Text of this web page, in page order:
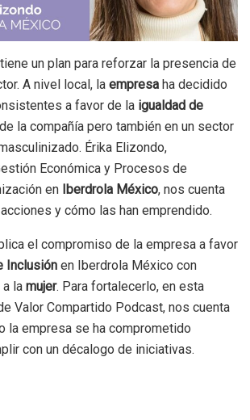
un plan para reforzar la presencia de
A nivel local, la empresa ha decidido
a favor de la igualdad de
la compañía pero también en un sector
Érika Elizondo,
Económica y Procesos de
en Iberdrola México, nos cuenta
y cómo las han emprendido.
el compromiso de la empresa a favor
Inclusión en Iberdrola México con
la mujer. Para fortalecerlo, en esta
Valor Compartido Podcast, nos cuenta
la empresa se ha comprometido
con un décalogo de iniciativas.